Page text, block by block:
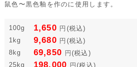
鼠色〜黒色釉を作のに使用します。
100g 1,650 円 (税込)
1kg
9,680 円 (税込)
8kg
69,850 円 (税込)
25kg
198,000 円(税込)